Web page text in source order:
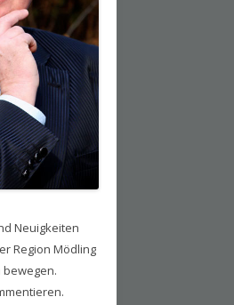
Neuigkeiten
Region Mödling
bewegen.